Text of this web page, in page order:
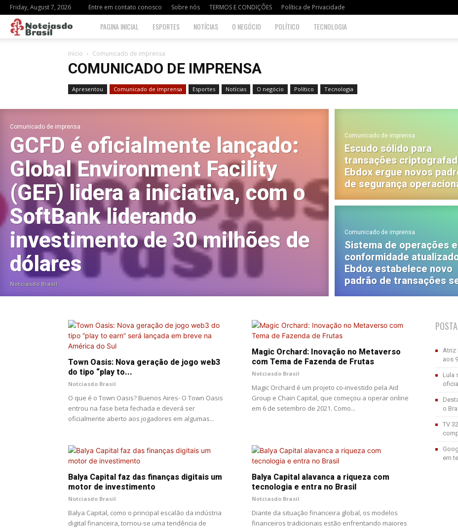
Friday, August 7, 2026 Entre em contato conosco Sobre nós TERMOS E CONDIÇÕES Política de Privacidade
Notciasdo
Brasil
PAGINA INICIAL ESPORTES NOTÍCIAS O NEGÓCIO POLÍTICO TECNOLOGIA
Início Comunicado de imprensa
COMUNICADO DE IMPRENSA
Apresentou Comunicado de imprensa Esportes Notícias O negócio Político Tecnologia
Comunicado de imprensa
GCFD é oficialmente lançado:
Global Environment Facility
(GEF) lidera a iniciativa, com o
SoftBank liderando
investimento de 30 milhões de
dólares
Notciasdo Brasil
Comunicado de imprensa
Escudo sólido para
transações
Ebdox ergue novos
de segurança
Comunicado de imprensa
Sistema de operações
conformidade
Ebdox estabelece novo
padrão de transações
Town Oasis: Nova geração de jogo web3
do tipo “play to...
Notciasdo Brasil
O que é o Town Oasis? Buenos Aires- O Town Oasis
entrou na fase beta fechada e deverá ser
oficialmente aberto aos jogadores em algumas...
Magic Orchard: Inovação no Metaverso
com Tema de Fazenda de Frutas
Notciasdo Brasil
Magic Orchard é um projeto co-investido pela Aid
Group e Chain Capital, que começou a operar online
em 6 de setembro de 2021. Como...
Balya Capital faz das finanças digitais um
motor de investimento
Notciasdo Brasil
Balya Capital, como o principal escalão da indústria
digital financeira, tornou-se uma tendência de
Balya Capital alavanca a riqueza com
tecnologia e entra no Brasil
Notciasdo Brasil
Diante da situação financeira global, os modelos
financeiros tradicionais estão enfrentando maiores
Atriz
aos
Lula
o
TV
em